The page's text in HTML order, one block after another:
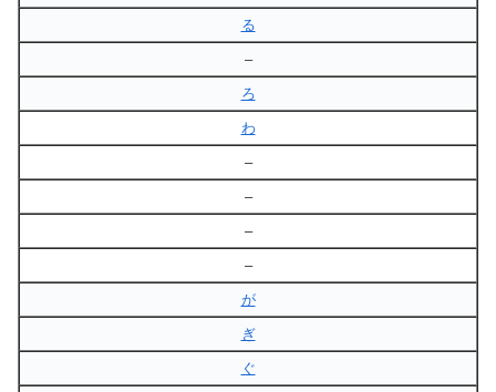
る
–
ろ
わ
–
–
–
–
が
ぎ
ぐ